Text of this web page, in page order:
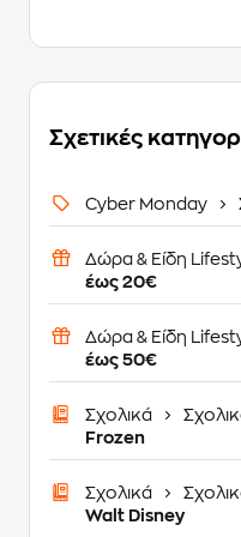
Σχετικές
Cyber Monday
Δώρα & Είδη
έως 20€
Δώρα & Είδη
έως 50€
Σχολικά
Frozen
Σχολικά
Walt Disney